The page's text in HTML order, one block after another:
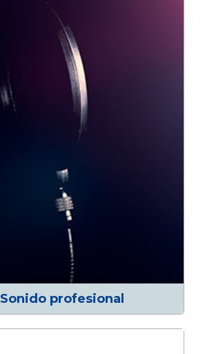
Sonido profesional